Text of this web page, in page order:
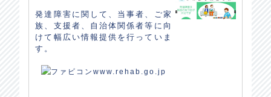
発達障害に関して、当事者、ご家
族、支援者、自治体関係者等に向
けて幅広い情報提供を行っていま
す。
www.rehab.go.jp